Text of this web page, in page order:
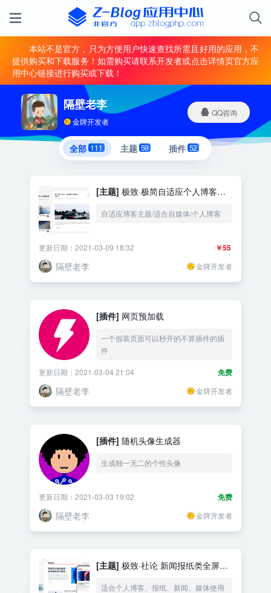
本站不是官方，只为方便用户快速查找所需且好用的应用，不
提供购买和下载服务！如需购买请联系开发者或点击详情页官方应
用中心链接进行购买或下载！
隔壁老李
金牌开发者
QQ咨询
全部 111 主题 59 插件 52
[主题] 极致·极简自适应个人博客主
自适应博客主题/适合自媒体/个人博客
￥55
更新日期：2021-03-09 18:32
隔壁老李 金牌开发者
[插件] 网页预加载
一个假装页面可以秒开的不算插件的插
件
免费
更新日期：2021-03-04 21:04
隔壁老李 金牌开发者
[插件] 随机头像生成器
生成独一无二的个性头像
免费
更新日期：2021-03-03 19:02
隔壁老李 金牌开发者
[主题] 极致·社论 新闻报纸类全屏自
适合个人博客、报纸、新闻、媒体使用